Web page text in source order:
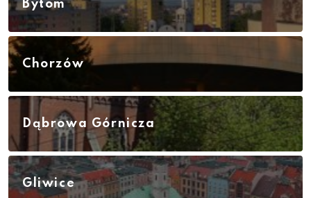
Bytom
Chorzów
Dąbrowa Górnicza
Gliwice